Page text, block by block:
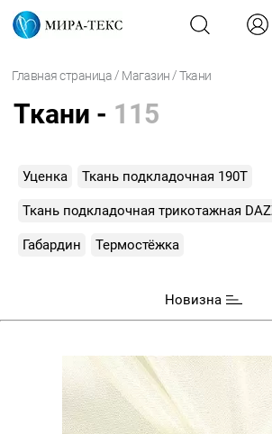
Главная страница / Магазин /Ткани
Ткани - 115
Уценка Ткань подкладочная 190Т
Ткань подкладочная трикотажная
Габардин Термостёжка
Новизна